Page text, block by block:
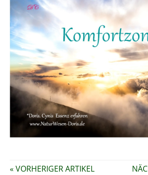
« VORHERIGER ARTIKEL